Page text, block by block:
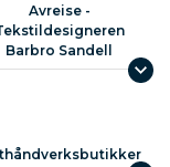
populære
klær i lin,
som
og skinn –
i
Avreise -
Barbro Sandell